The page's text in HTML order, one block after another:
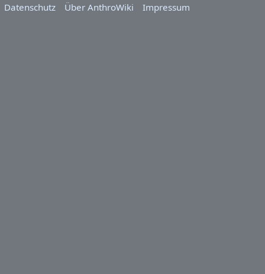
Datenschutz Über AnthroWiki Impressum